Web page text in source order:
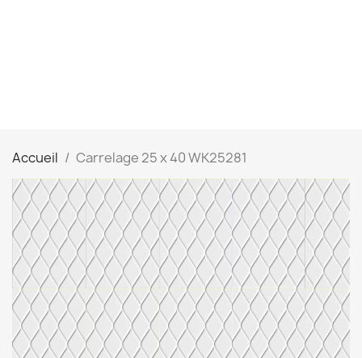
Accueil Carrelage 25 x 40 WK25281